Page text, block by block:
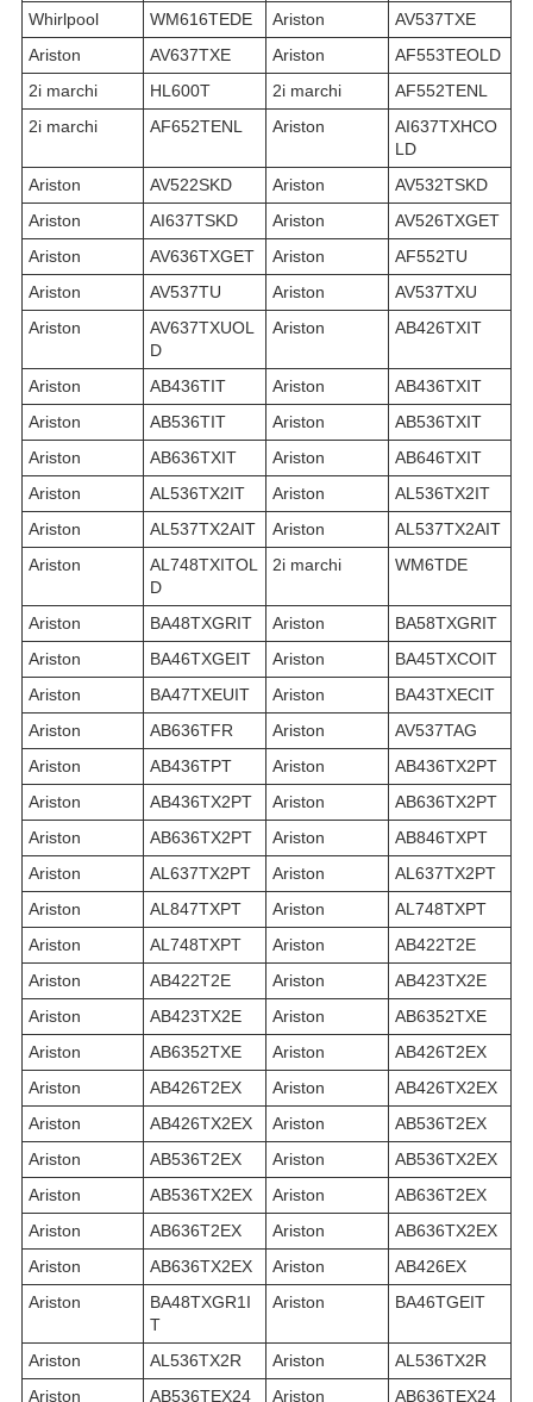
Whirlpool
WM616TEDE Ariston
AV537TXE
Ariston
AV637TXE Ariston
AF553TEOLD
2i marchi
HL600T 2i marchi
AF552TENL
2i marchi
AF652TENL Ariston
AI637TXHCO
LD
Ariston
AV522SKD Ariston
AV532TSKD
Ariston
AI637TSKD Ariston
AV526TXGET
Ariston
AV636TXGET Ariston
AF552TU
Ariston
AV537TU Ariston
AV537TXU
Ariston
AV637TXUOL
D
Ariston AB426TXIT
Ariston AB436TIT Ariston
AB436TXIT
Ariston
AB536TIT Ariston
AB536TXIT
Ariston
AB636TXIT Ariston
AB646TXIT
Ariston
AL536TX2IT Ariston
AL536TX2IT
Ariston
AL537TX2AIT Ariston
AL537TX2AIT
Ariston
AL748TXITOL
D
2i marchi WM6TDE
Ariston BA48TXGRIT Ariston
BA58TXGRIT
Ariston
BA46TXGEIT Ariston
BA45TXCOIT
Ariston
BA47TXEUIT Ariston
BA43TXECIT
Ariston
AB636TFR Ariston
AV537TAG
Ariston
AB436TPT Ariston
AB436TX2PT
Ariston
AB436TX2PT Ariston
AB636TX2PT
Ariston
AB636TX2PT Ariston
AB846TXPT
Ariston
AL637TX2PT Ariston
AL637TX2PT
Ariston
AL847TXPT Ariston
AL748TXPT
Ariston
AL748TXPT Ariston
AB422T2E
Ariston
AB422T2E Ariston
AB423TX2E
Ariston
AB423TX2E Ariston
AB6352TXE
Ariston
AB6352TXE Ariston
AB426T2EX
Ariston
AB426T2EX Ariston
AB426TX2EX
Ariston
AB426TX2EX Ariston
AB536T2EX
Ariston
AB536T2EX Ariston
AB536TX2EX
Ariston
AB536TX2EX Ariston
AB636T2EX
Ariston
AB636T2EX Ariston
AB636TX2EX
Ariston
AB636TX2EX Ariston
AB426EX
Ariston
BA48TXGR1I
T
Ariston BA46TGEIT
Ariston AL536TX2R Ariston
AL536TX2R
Ariston
AB536TEX24 Ariston AB636TEX24